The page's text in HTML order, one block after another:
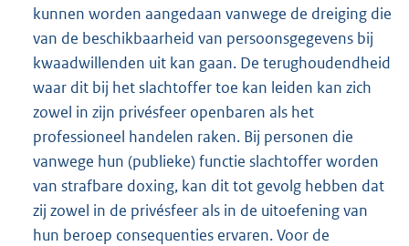
kunnen worden aangedaan vanwege de dreiging die
van de beschikbaarheid van persoonsgegevens bij
kwaadwillenden uit kan gaan. De terughoudendheid
waar dit bij het slachtoffer toe kan leiden kan zich
zowel in zijn privésfeer openbaren als het
professioneel handelen raken. Bij personen die
vanwege hun (publieke) functie slachtoffer worden
van strafbare doxing, kan dit tot gevolg hebben dat
zij zowel in de privésfeer als in de uitoefening van
hun beroep consequenties ervaren. Voor de